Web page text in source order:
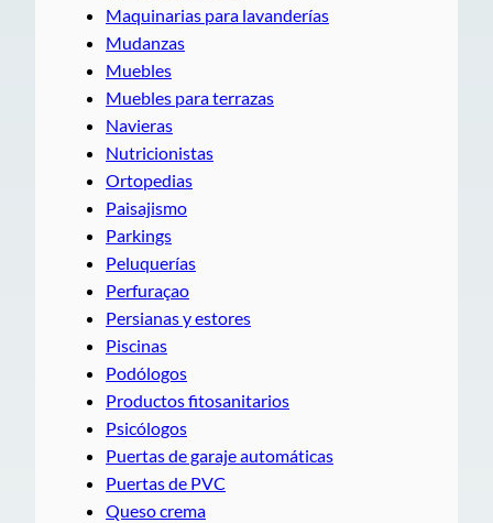
Maquinarias para lavanderías
Mudanzas
Muebles
Muebles para terrazas
Navieras
Nutricionistas
Ortopedias
Paisajismo
Parkings
Peluquerías
Perfuraçao
Persianas y estores
Piscinas
Podólogos
Productos fitosanitarios
Psicólogos
Puertas de garaje automáticas
Puertas de PVC
Queso crema